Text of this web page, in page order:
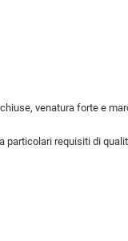
venatura forte e
particolari requisiti di